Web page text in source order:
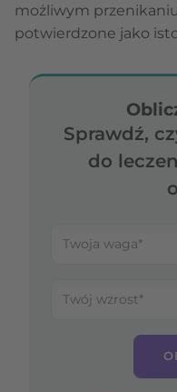
możliwym
potwierdzone jako
Sprawdź,
do